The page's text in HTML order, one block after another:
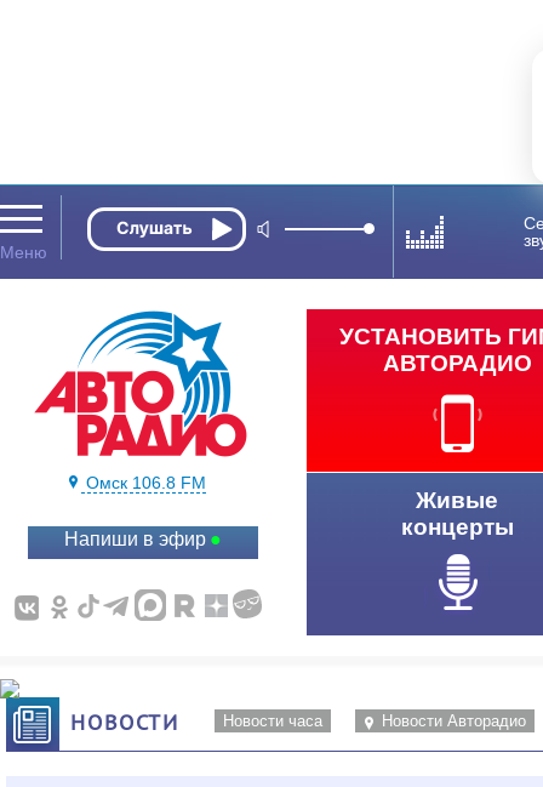
Омск 106.8 FM
Напиши в эфир
УСТАНОВИТЬ
АВТОРАДИО
Живые
концерты
НОВОСТИ Новости часа Новости Авторадио